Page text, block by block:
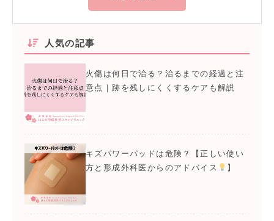
人気の記事
火傷は何日で治る？治るまでの経過と注
意点｜跡を残しにくくするケアも解説
キズパワーパッドは危険？【正しい使い
方と形成外科医からのアドバイス
】